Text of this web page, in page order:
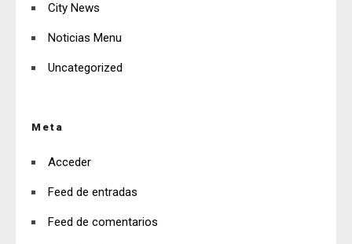
City News
Noticias Menu
Uncategorized
Meta
Acceder
Feed de entradas
Feed de comentarios